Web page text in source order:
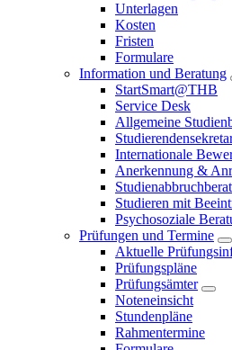
Unterlagen
Kosten
Fristen
Formulare
Information und Beratung
StartSmart@THB
Service Desk
Allgemeine
Internationale
Anerkennung &
Studieren mit
Psychosoziale
Prüfungen und Termine
Aktuelle
Prüfungspläne
Prüfungsämter
Noteneinsicht
Stundenpläne
Rahmentermine